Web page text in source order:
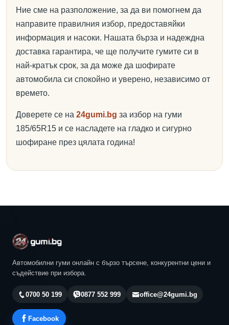
Ние сме на разположение, за да ви помогнем да
направите правилния избор, предоставяйки
информация и насоки. Нашата бърза и надеждна
доставка гарантира, че ще получите гумите си в
най-кратък срок, за да може да шофирате
автомобила си спокойно и уверено, независимо от
времето.
Доверете се на 24gumi.bg за избор на гуми
185/65R15 и се насладете на гладко и сигурно
шофиране през цялата година!
Автомобилни гуми онлайн с бързо търсене, конкурентни цени и
съдействие при избора.
0700 50 199 0877 552 999 office@24gumi.bg
Facebook